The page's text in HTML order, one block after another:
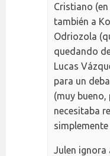
Cristiano
también a
Odriozola
quedando
Lucas
para un
(muy
necesitaba
Julen ignora